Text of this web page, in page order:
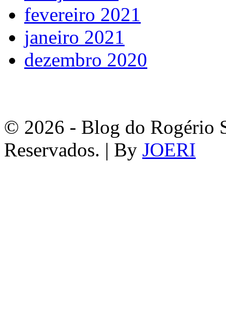
fevereiro 2021
janeiro 2021
dezembro 2020
© 2026 - Blog do Rogério
Reservados. | By JOERI